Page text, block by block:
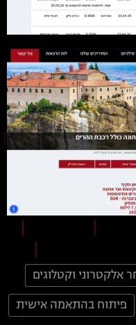
אלקטרוני וקטלוגים
פיתוח בהתאמה אישית